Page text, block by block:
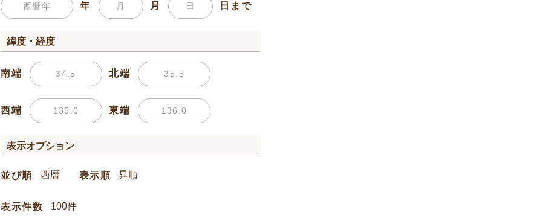
年 月 日まで
緯度・経度
南端 北端
西端 東端
表示オプション
並び順 表示順
表示件数